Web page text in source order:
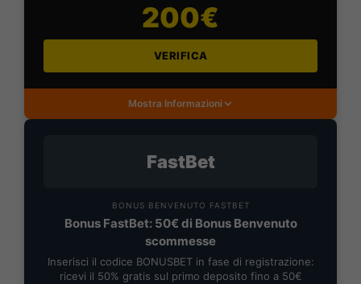
200€
VERIFICA
Mostra Informazioni
FastBet
BONUS BENVENUTO FASTBET
Bonus FastBet: 50€ di Bonus Benvenuto
scommesse
Inserisci il codice BONUSBET in fase di registrazione:
ricevi il 50% gratis sul primo deposito fino a 50€